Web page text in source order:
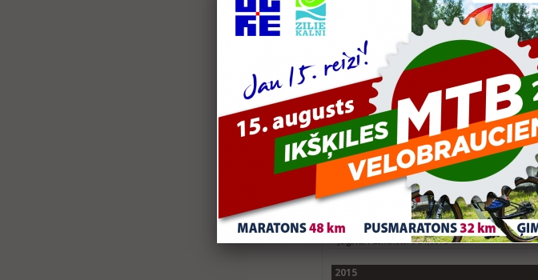
Jelgavas Nakts pusmaratons
Jelgava, Pusmaratons 21,0975 km
Krosa skrējiens "Olaines apļi 2018"
2017
Cēsis ECO Trail 2017
114+ km
Jelgavas nakts pusmaratons
Jelgava, Pusmaratons 21,0975 km
Krosa skrējiens "Olaines apļi 2017"
16km
Skrējiensoļojums Rīga - Valmiera
107 km
Sportland Jelgavas nakts pusmaratons
Jelgava, Pusmaratons 21,0975 km
2015